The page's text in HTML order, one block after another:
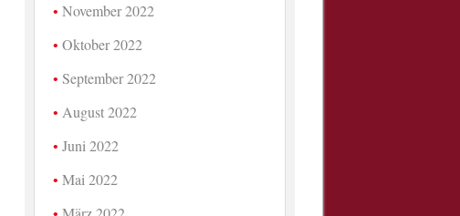
November 2022
Oktober 2022
September 2022
August 2022
Juni 2022
Mai 2022